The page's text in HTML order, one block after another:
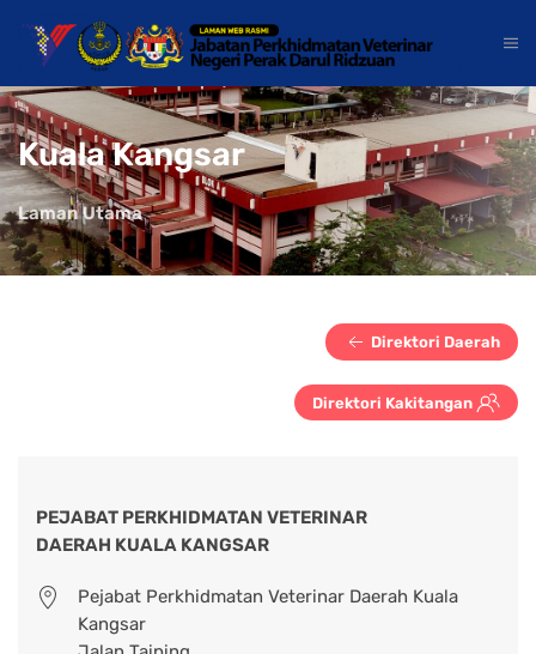
Kuala Kangsar
Laman Utama
Direktori Daerah
Direktori Kakitangan
PEJABAT PERKHIDMATAN VETERINAR
DAERAH KUALA KANGSAR
Pejabat Perkhidmatan Veterinar Daerah Kuala
Kangsar